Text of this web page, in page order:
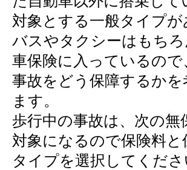
対象とする一般タイプが
バスやタクシーはもち
車保険に入っているの
事故をどう保障するか
ます。
歩行中の事故は、次の
対象になるので保険料
タイプを選択してくださ